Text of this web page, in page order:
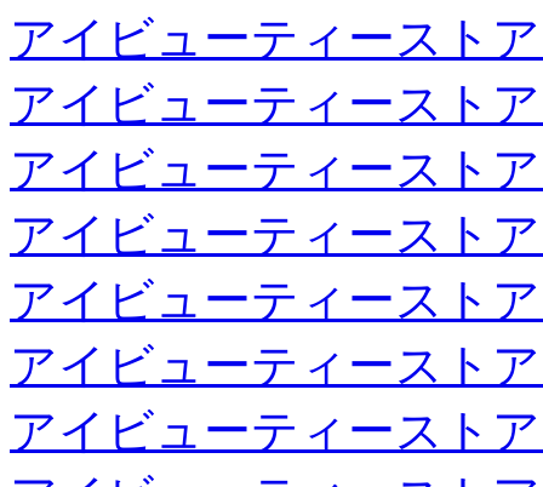
アイビューティースト
アイビューティースト
アイビューティースト
アイビューティースト
アイビューティースト
アイビューティースト
アイビューティースト